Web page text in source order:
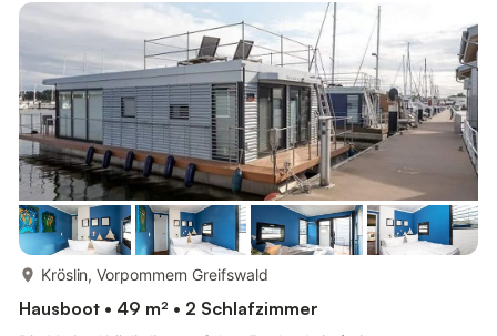
Boddenlandschaft mit viel heiler Natur, reichlich Schilf und
sauberem Wasser.Hausboot Float & Load I:Das Haus „Float &
Load I“ ist ein Hausboot der Reihe „Floating 44“...
Kröslin, Vorpommern Greifswald
Hausboot • 49 m² • 2 Schlafzimmer